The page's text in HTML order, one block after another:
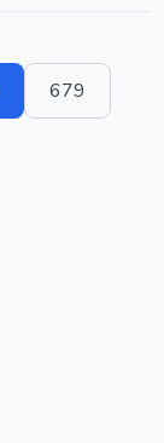
679